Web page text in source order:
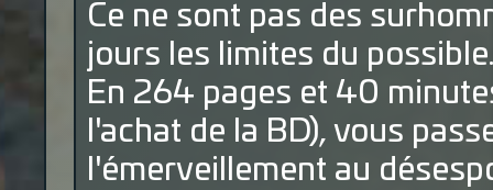
Ce ne sont pas des
jours les limites du
En 264 pages et 40
l'achat de la BD), vous
l'émerveillement au